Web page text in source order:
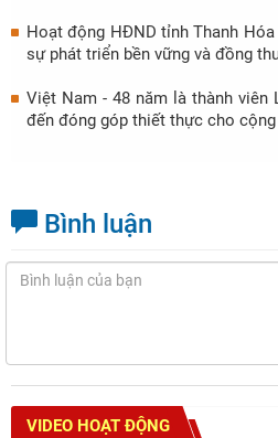
Hoạt động HĐND tỉnh Thanh
sự phát triển bền vững và đồng
Việt Nam - 48 năm là thành viên
đến đóng góp thiết thực cho
Bình luận
VIDEO HOẠT ĐỘNG